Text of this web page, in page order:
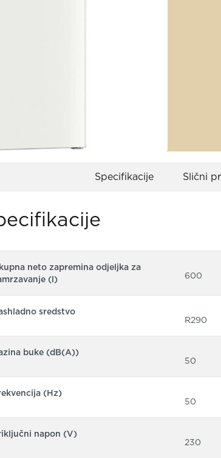
Specifikacije Slični
neto zapremina odjeljka za
(l)
600
sredstvo
R290
buke (dB(A))
50
(Hz)
50
napon (V)
230